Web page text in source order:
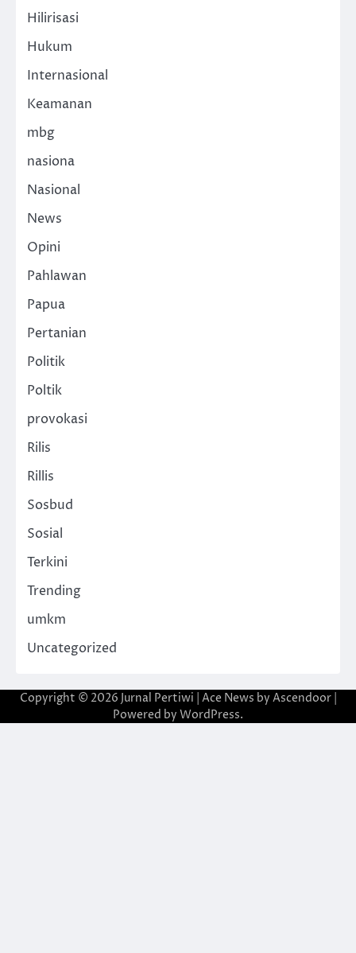
Hilirisasi
Hukum
Internasional
Keamanan
mbg
nasiona
Nasional
News
Opini
Pahlawan
Papua
Pertanian
Politik
Poltik
provokasi
Rilis
Rillis
Sosbud
Sosial
Terkini
Trending
umkm
Uncategorized
Copyright © 2026 Jurnal Pertiwi | Ace News by Ascendoor|
Powered by WordPress.